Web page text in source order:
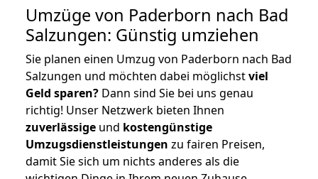
Umzüge von Paderborn nach Bad
Salzungen: Günstig umziehen
Sie planen einen Umzug von Paderborn nach Bad
Salzungen und möchten dabei möglichstviel
Geld sparen? Dann sind Sie bei uns genau
richtig! Unser Netzwerk bieten Ihnen
zuverlässige und kostengünstige
Umzugsdienstleistungen zu fairen Preisen,
damit Sie sich um nichts anderes als die